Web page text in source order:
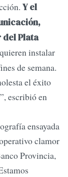
Y el
del Plata
instalar
de semana.
el éxito
escribió en
ensayada
clamor
Provincia,